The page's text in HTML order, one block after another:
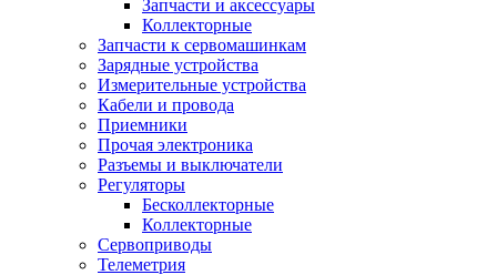
Запчасти и аксессуары
Коллекторные
Запчасти к сервомашинкам
Зарядные устройства
Измерительные устройства
Кабели и провода
Приемники
Прочая электроника
Разъемы и выключатели
Регуляторы
Бесколлекторные
Коллекторные
Сервоприводы
Телеметрия